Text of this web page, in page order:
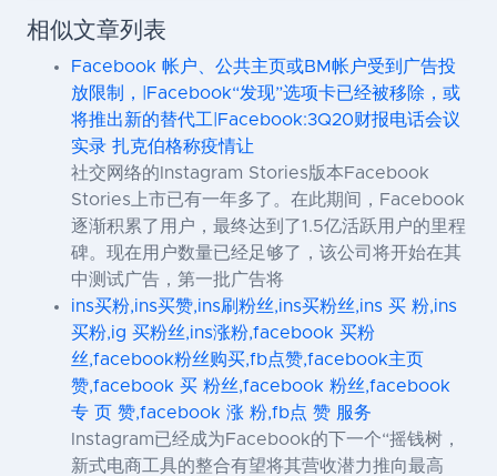
相似文章列表
Facebook 帐户、公共主页或BM帐户受到广告投
放限制，|Facebook“发现”选项卡已经被移除，或
将推出新的替代工|Facebook:3Q20财报电话会议
实录 扎克伯格称疫情让
社交网络的Instagram Stories版本Facebook
Stories上市已有一年多了。在此期间，Facebook
逐渐积累了用户，最终达到了1.5亿活跃用户的里程
碑。现在用户数量已经足够了，该公司将开始在其
中测试广告，第一批广告将
ins买粉,ins买赞,ins刷粉丝,ins买粉丝,ins 买 粉,ins
买粉,ig 买粉丝,ins涨粉,facebook 买粉
丝,facebook粉丝购买,fb点赞,facebook主页
赞,facebook 买 粉丝,facebook 粉丝,facebook
专 页 赞,facebook 涨 粉,fb点 赞 服务
Instagram已经成为Facebook的下一个“摇钱树，
新式电商工具的整合有望将其营收潜力推向最高